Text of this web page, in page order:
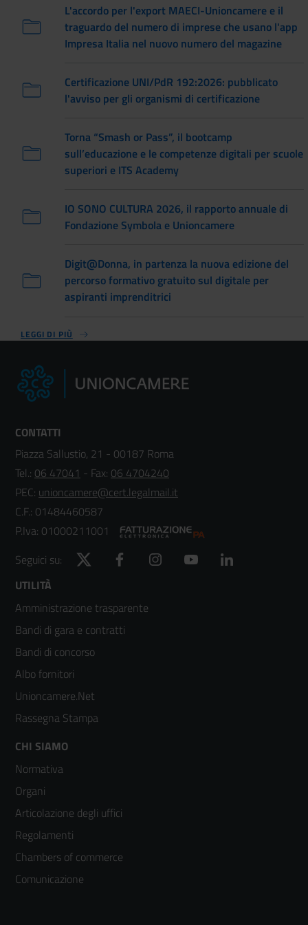
L'accordo per l'export MAECI-Unioncamere e il
traguardo del numero di imprese che usano l'app
Impresa Italia nel nuovo numero del magazine
Certificazione UNI/PdR 192:2026: pubblicato
l'avviso per gli organismi di certificazione
Torna “Smash or Pass”, il bootcamp
sull’educazione e le competenze digitali per scuole
superiori e ITS Academy
IO SONO CULTURA 2026, il rapporto annuale di
Fondazione Symbola e Unioncamere
Digit@Donna, in partenza la nuova edizione del
percorso formativo gratuito sul digitale per
aspiranti imprenditrici
LEGGI DI PIÙ
CONTATTI
Piazza Sallustio, 21 - 00187 Roma
Tel.: 06 47041 - Fax: 06 4704240
PEC: unioncamere@cert.legalmail.it
C.F.: 01484460587
P.Iva: 01000211001
Seguici su:
Twitter Facebook Instagram YouTube
Footer
menù
colonna
2
UTILITÀ
Amministrazione trasparente
Bandi di gara e contratti
Bandi di concorso
Albo fornitori
Unioncamere.Net
Rassegna Stampa
Footer
menù
colonna
3
CHI SIAMO
Normativa
Organi
Articolazione degli uffici
Regolamenti
Chambers of commerce
Comunicazione